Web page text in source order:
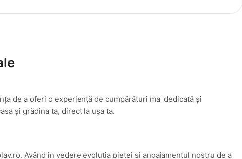
de a oferi o experiență de cumpărături mai dedicată și
și grădina ta, direct la ușa ta.
Având în vedere evoluția pieței și angajamentul nostru de a